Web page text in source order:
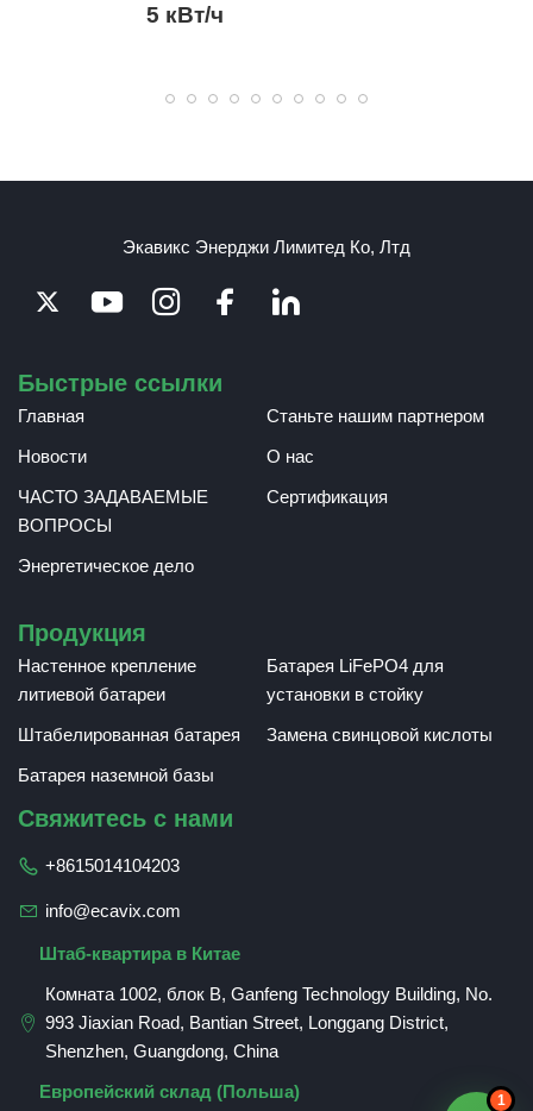
1
5 кВт/ч
Экавикс Энерджи Лимитед Ко, Лтд
Быстрые ссылки
Главная
Станьте нашим партнером
Новости
О нас
ЧАСТО ЗАДАВАЕМЫЕ
ВОПРОСЫ
Сертификация
Энергетическое дело
Продукция
Настенное крепление
литиевой батареи
Батарея LiFePO4 для
установки в стойку
Штабелированная батарея
Замена свинцовой кислоты
Батарея наземной базы
Свяжитесь с нами
+8615014104203
info@ecavix.com
Штаб-квартира в Китае
Комната 1002, блок B, Ganfeng Technology Building, No.
993 Jiaxian Road, Bantian Street, Longgang District,
Shenzhen, Guangdong, China
Европейский склад (Польша)